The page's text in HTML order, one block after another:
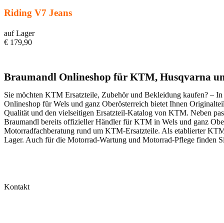
Riding V7 Jeans
auf Lager
€ 179,90
Braumandl Onlineshop für KTM, Husqvarna
Sie möchten KTM Ersatzteile, Zubehör und Bekleidung kaufen? –
Onlineshop für Wels und ganz Oberösterreich bietet Ihnen
Qualität und den vielseitigen Ersatzteil-Katalog von KTM. Neben
Braumandl bereits offizieller Händler für KTM in Wels und ganz
Motorradfachberatung rund um KTM-Ersatzteile. Als etablierter
Lager. Auch für die Motorrad-Wartung und Motorrad-Pflege finden
Kontakt